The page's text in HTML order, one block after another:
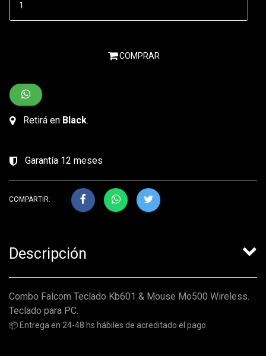
COMPRAR
Retirá en Black.
Garantía 12 meses
COMPARTIR:
Descripción
Combo Falcom Teclado Kb601 & Mouse Mo500 Wireless.
Teclado para PC.
📦 Entrega en 24-48 hs hábiles de acreditado el pago